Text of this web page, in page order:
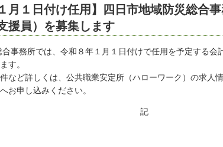
月１日付け任用】四日市地域防災総合
援員）を募集します
事務所では、令和８年１月１日付けで任用を予定する会
す。
など詳しくは、公共職業安定所（ハローワーク）の求人
お申し込みください。
記